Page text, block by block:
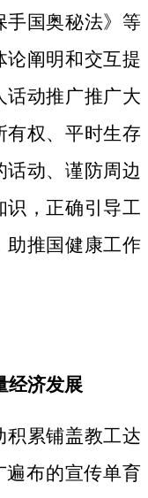
手国奥秘法》等
论阐明和交互提
话动推广推广大
有权、平时生存
动、谨防周边
识，正确引导工
助推国健康工作
经济发展
积累铺盖教工达
遍布的宣传单育